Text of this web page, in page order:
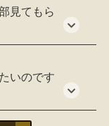
見てもら
いのです